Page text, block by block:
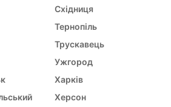
Східниця
Тернопіль
Трускавець
Ужгород
Харків
Херсон